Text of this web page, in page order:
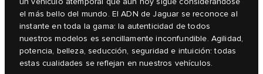
el más bello del mundo. El ADN de Jaguar se reconoce al
instante en toda la gama: la autenticidad de todos
nuestros modelos es sencillamente inconfundible. Agilidad,
potencia, belleza, seducción, seguridad e intuición: todas
estas cualidades se reflejan en nuestros vehículos.